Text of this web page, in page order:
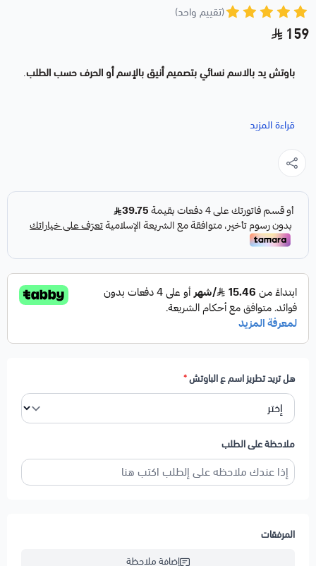
(تقييم واحد)
159
باوتش يد بالاسم نسائي بتصميم أنيق بالإسم أو الحرف حسب الطلب.
باوتش راقي يأتي بقماش وحزام جلد
معلومات المنتج :
قراءة المزيد
هل تريد تطريز اسم ع الباوتش*
ملاحظة على الطلب
المرفقات
إضافة ملاحظة